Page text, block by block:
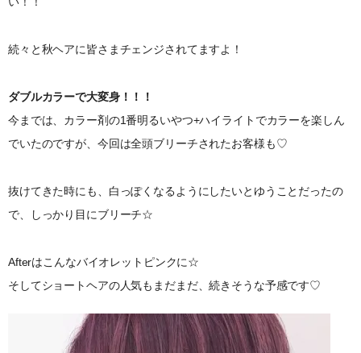
続々と秋ヘアに皆さまチェンジされてますよ！
ダブルカラーで大変身！！！
今までは、カラー剤の1番明るいやつ+ハイライトでカラーを楽しん
でいたのですが、今回は全頭ブリーチされたお客様も♡
抜けてきた時にも、白っぽくなるようにしたいとゆうことだったの
で、しっかり目にブリーチ☆
Afterはこんなバイオレットピンクに☆
そしてショートヘアの人気もまだまだ、続きそうな予感です♡